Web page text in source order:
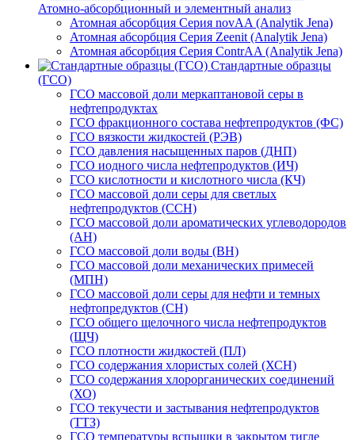
Атомно-абсорбционный и элементный анализ
Атомная абсорбция Серия novAA (Analytik Jena)
Атомная абсорбция Серия Zeenit (Analytik Jena)
Атомная абсорбция Серия СontrAA (Analytik Jena)
Стандартные образцы
(ГСО)
ГСО массовой доли меркаптановой серы в
нефтепродуктах
ГСО фракционного состава нефтепродуктов (ФС)
ГСО вязкости жидкостей (РЭВ)
ГСО давления насыщенных паров (ДНП)
ГСО иодного числа нефтепродуктов (ИЧ)
ГСО кислотности и кислотного числа (КЧ)
ГСО массовой доли серы для светлых
нефтепродуктов (ССН)
ГСО массовой доли ароматических углеводородов
(АН)
ГСО массовой доли воды (ВН)
ГСО массовой доли механических примесей
(МПН)
ГСО массовой доли серы для нефти и темных
нефтопредуктов (СН)
ГСО общего щелочного числа нефтепродуктов
(ЩЧ)
ГСО плотности жидкостей (ПЛ)
ГСО содержания хлористых солей (ХСН)
ГСО содержания хлорорганических соединений
(ХО)
ГСО текучести и застывания нефтепродуктов
(ТТЗ)
ГСО температуры вспышки в закрытом тигле